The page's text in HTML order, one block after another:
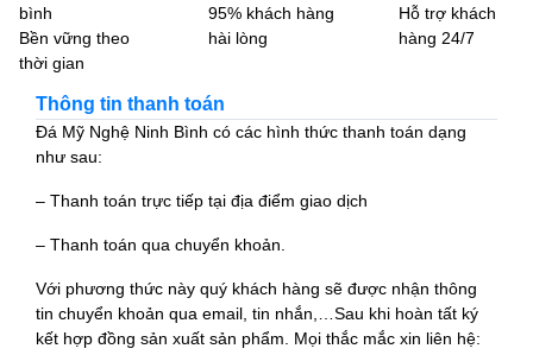
bình
Bền vững theo
thời gian
95% khách hàng
hài lòng
Hỗ trợ khách
hàng 24/7
Thông tin thanh toán
Đá Mỹ Nghệ Ninh Bình có các hình thức thanh toán dạng
như sau:
– Thanh toán trực tiếp tại địa điểm giao dịch
– Thanh toán qua chuyển khoản.
Với phương thức này quý khách hàng sẽ được nhận thông
tin chuyển khoản qua email, tin nhắn,…Sau khi hoàn tất ký
kết hợp đồng sản xuất sản phẩm. Mọi thắc mắc xin liên hệ: